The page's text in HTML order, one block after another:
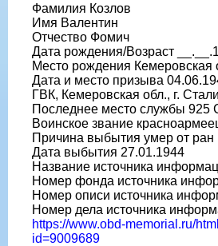
Фамилия Козлов
Имя Валентин
Отчество Фомич
Дата рождения/Возраст
Место рождения Кемеровская
Дата и место призыва
ГВК, Кемеровская обл., г.
Последнее место службы 925
Воинское звание
Причина выбытия умер от ран
Дата выбытия 27.01.1944
Название источника
Номер фонда источника
Номер описи источника
Номер дела источника
https://www.obd-memorial.ru/
id=9009689